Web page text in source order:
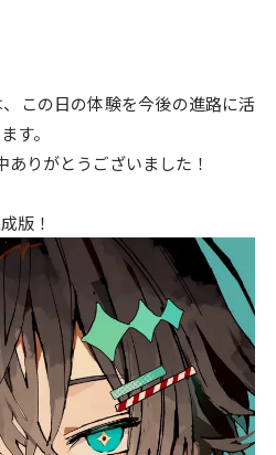
この日の体験を今後の進路に活
す。
りがとうございました！
版！